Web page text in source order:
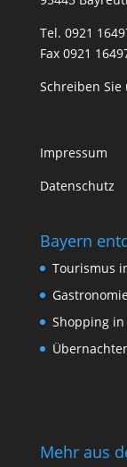
Tel. 0921
Fax 0921
Schreiben Sie
Impressum
Datenschutz
Bayern
Tourismus
Shopping in
Mehr aus